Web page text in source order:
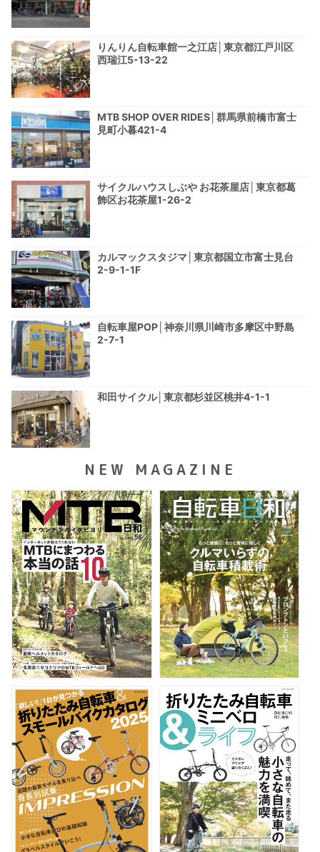
りんりん自転車館一之江店│東京都江戸川区
西瑞江5-13-22
MTB SHOP OVER RIDES│群馬県前橋市富士
見町小暮421-4
サイクルハウスしぶや お花茶屋店│東京都葛
飾区お花茶屋1-26-2
カルマックスタジマ│東京都国立市富士見台
2-9-1-1F
自転車屋POP│神奈川県川崎市多摩区中野島
2-7-1
和田サイクル│東京都杉並区桃井4-1-1
NEW MAGAZINE